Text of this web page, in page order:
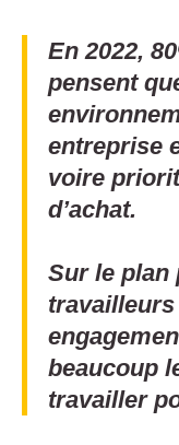
En 2022,
pensent
entreprise
voire
d’achat.
Sur le plan
beaucoup
travailler